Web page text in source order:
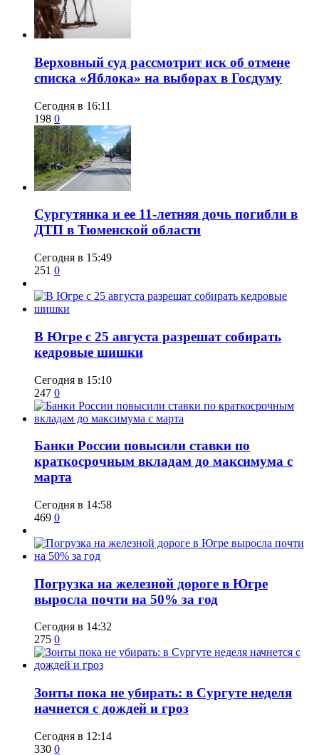
​Верховный суд рассмотрит иск об отмене
списка «Яблока» на выборах в Госдуму
Сегодня в 16:11
198 0
Сургутянка и ее 11-летняя дочь погибли в
ДТП в Тюменской области
Сегодня в 15:49
251 0
​В Югре с 25 августа разрешат собирать
кедровые шишки
Сегодня в 15:10
247 0
​Банки России повысили ставки по
краткосрочным вкладам до максимума с
марта
Сегодня в 14:58
469 0
​Погрузка на железной дороге в Югре
выросла почти на 50% за год
Сегодня в 14:32
275 0
​Зонты пока не убирать: в Сургуте неделя
начнется с дождей и гроз
Сегодня в 12:14
330 0